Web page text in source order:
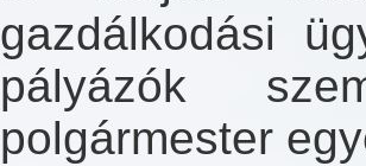
gazdálkodási
pályázók
polgármester